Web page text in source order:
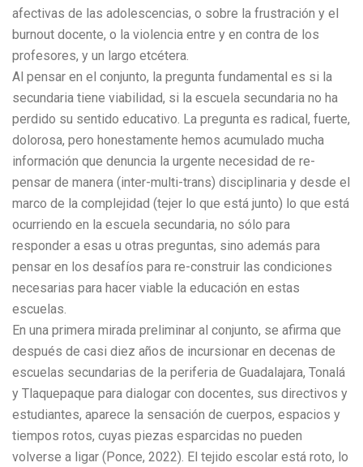
afectivas de las adolescencias, o sobre la frustración y el
burnout docente, o la violencia entre y en contra de los
profesores, y un largo etcétera.
Al pensar en el conjunto, la pregunta fundamental es si la
secundaria tiene viabilidad, si la escuela secundaria no ha
perdido su sentido educativo. La pregunta es radical, fuerte,
dolorosa, pero honestamente hemos acumulado mucha
información que denuncia la urgente necesidad de re-
pensar de manera (inter-multi-trans) disciplinaria y desde el
marco de la complejidad (tejer lo que está junto) lo que está
ocurriendo en la escuela secundaria, no sólo para
responder a esas u otras preguntas, sino además para
pensar en los desafíos para re-construir las condiciones
necesarias para hacer viable la educación en estas
escuelas.
En una primera mirada preliminar al conjunto, se afirma que
después de casi diez años de incursionar en decenas de
escuelas secundarias de la periferia de Guadalajara, Tonalá
y Tlaquepaque para dialogar con docentes, sus directivos y
estudiantes, aparece la sensación de cuerpos, espacios y
tiempos rotos, cuyas piezas esparcidas no pueden
volverse a ligar (Ponce, 2022). El tejido escolar está roto, lo